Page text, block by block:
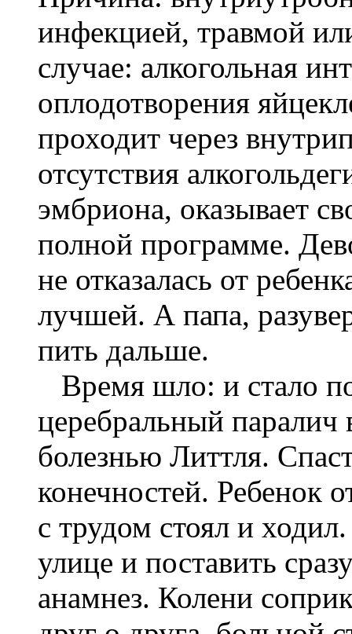
инфекцией, травмой
случае: алкогольная
оплодотворения
проходит через
отсутствия
эмбриона, оказывает
полной программе.
не отказалась от
лучшей. А папа,
пить дальше.
Время шло: и стало
церебральный
болезнью Литтля.
конечностей. Ребенок
с трудом стоял и
улице и поставить
анамнез. Колени